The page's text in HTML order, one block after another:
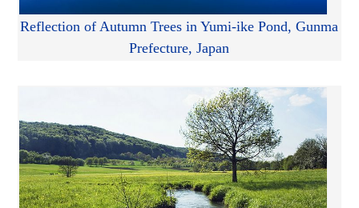
Reflection of Autumn Trees in Yumi-ike Pond, Gunma
Prefecture, Japan